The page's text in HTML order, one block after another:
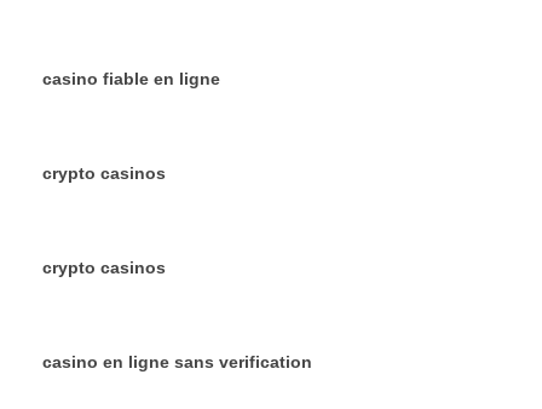
casino fiable en ligne
crypto casinos
crypto casinos
casino en ligne sans verification